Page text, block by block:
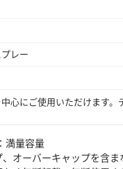
レー
心にご使用いただけます。
満量容量
オーバーキャップを含ま